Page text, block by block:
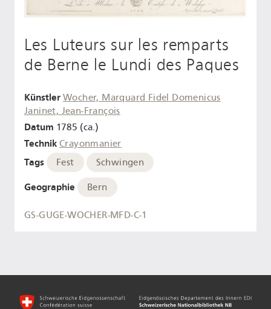
Les Luteurs sur les remparts
de Berne le Lundi des Paques
Künstler Wocher, Marquard Fidel Domenicus
Janinet, Jean-François
Datum 1785 (ca.)
Technik Crayonmanier
Tags Fest Schwingen
Geographie Bern
GS-GUGE-WOCHER-MFD-C-1